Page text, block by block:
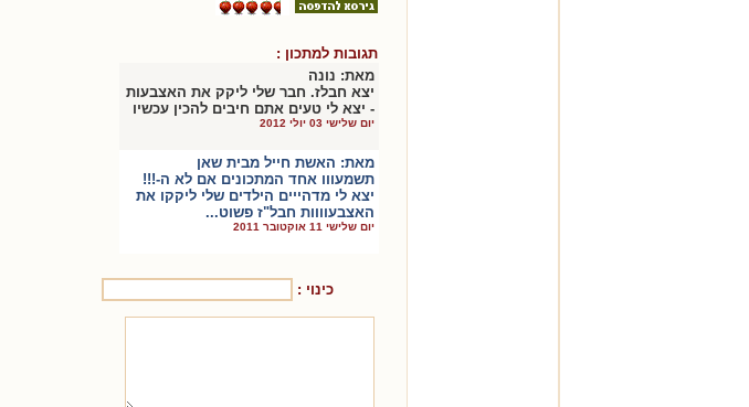
תגובות למתכון :
מאת: נונה
יצא חבלז. חבר שלי ליקק את האצבעות
- יצא לי טעים אתם חיבים להכין עכשיו
יום שלישי 03 יולי 2012
מאת: האשת חייל מבית שאן
תשמעווו אחד המתכונים אם לא ה-!!!
יצא לי מדהייים הילדים שלי ליקקו את
האצבעוווות חבל"ז פשוט...
יום שלישי 11 אוקטובר 2011
כינוי :